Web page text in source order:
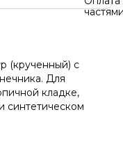
(крученный) с
Для
кладке,
синтетическом